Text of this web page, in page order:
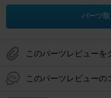
パーツ
このパーツレビューを
このパーツレビューの